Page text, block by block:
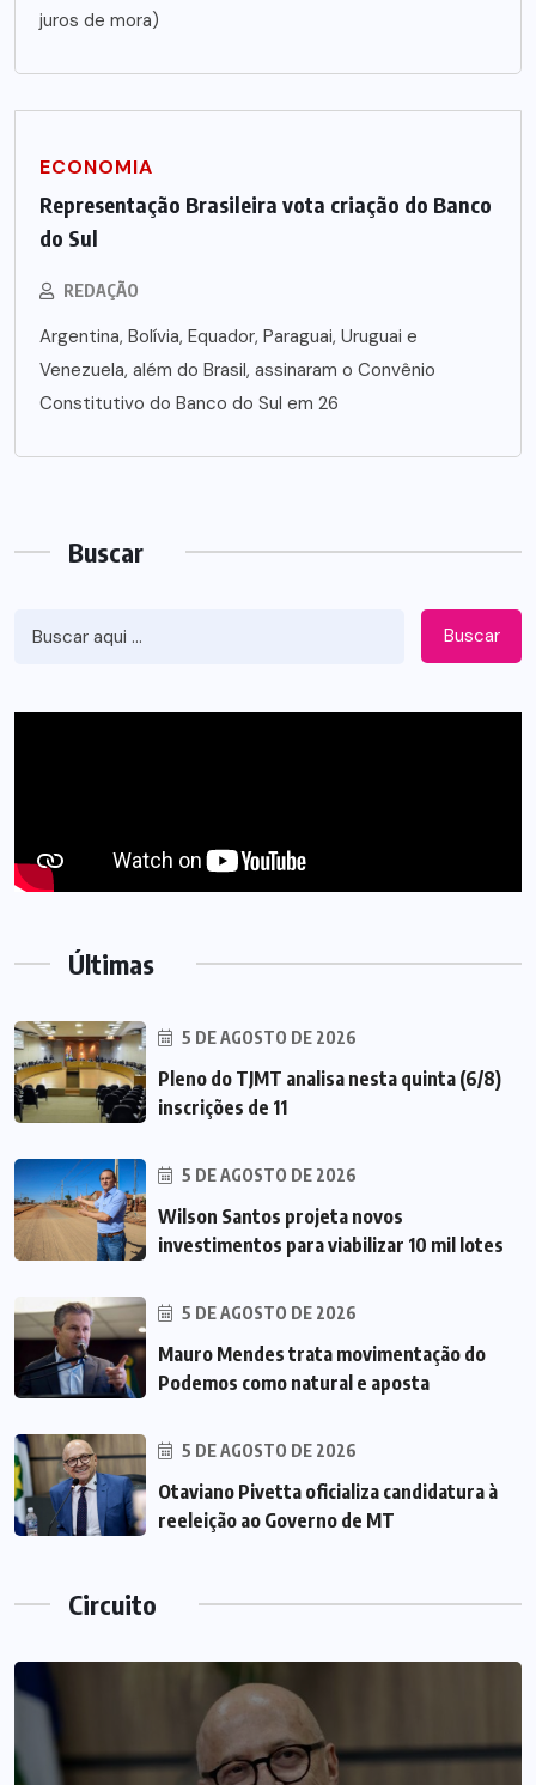
juros de mora)
ECONOMIA
Representação Brasileira vota criação do Banco
do Sul
REDAÇÃO
Argentina, Bolívia, Equador, Paraguai, Uruguai e
Venezuela, além do Brasil, assinaram o Convênio
Constitutivo do Banco do Sul em 26
Buscar
Buscar
Últimas
5 DE AGOSTO DE 2026
Pleno do TJMT analisa nesta quinta (6/8)
inscrições de 11
5 DE AGOSTO DE 2026
Wilson Santos projeta novos
investimentos para viabilizar 10 mil lotes
5 DE AGOSTO DE 2026
Mauro Mendes trata movimentação do
Podemos como natural e aposta
5 DE AGOSTO DE 2026
Otaviano Pivetta oficializa candidatura à
reeleição ao Governo de MT
Circuito